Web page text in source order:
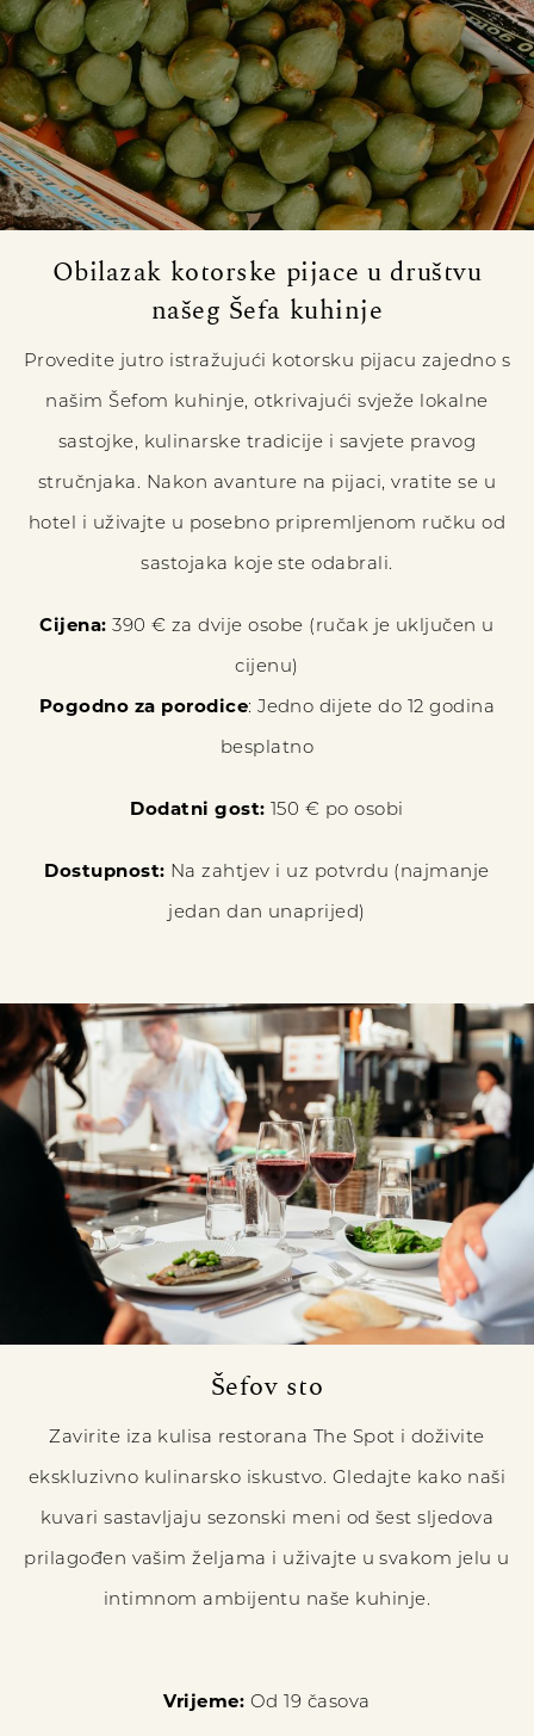
Obilazak kotorske pijace u društvu
našeg Šefa kuhinje
Provedite jutro istražujući kotorsku pijacu zajedno s
našim Šefom kuhinje, otkrivajući svježe lokalne
sastojke, kulinarske tradicije i savjete pravog
stručnjaka. Nakon avanture na pijaci, vratite se u
hotel i uživajte u posebno pripremljenom ručku od
sastojaka koje ste odabrali.
Cijena: 390 € za dvije osobe (ručak je uključen u
cijenu)
Pogodno za porodice: Jedno dijete do 12 godina
besplatno
Dodatni gost: 150 € po osobi
Dostupnost: Na zahtjev i uz potvrdu (najmanje
jedan dan unaprijed)
Šefov sto
Zavirite iza kulisa restorana The Spot i doživite
ekskluzivno kulinarsko iskustvo. Gledajte kako naši
kuvari sastavljaju sezonski meni od šest sljedova
prilagođen vašim željama i uživajte u svakom jelu u
intimnom ambijentu naše kuhinje.
Vrijeme: Od 19 časova